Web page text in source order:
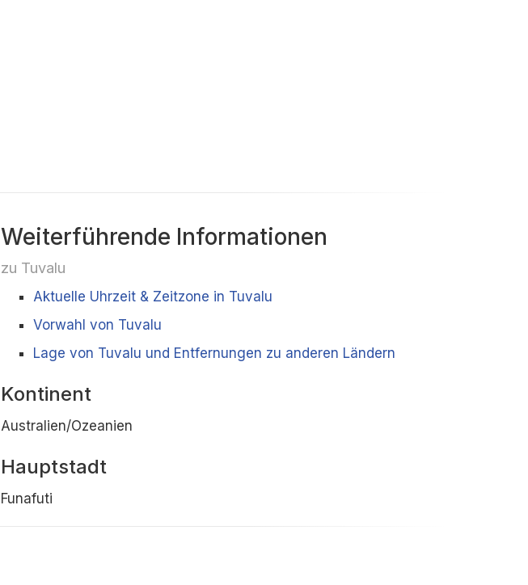
Weiterführende Informationen
zu Tuvalu
Aktuelle Uhrzeit & Zeitzone in Tuvalu
Vorwahl von Tuvalu
Lage von Tuvalu und Entfernungen zu anderen Ländern
Kontinent
Australien/Ozeanien
Hauptstadt
Funafuti